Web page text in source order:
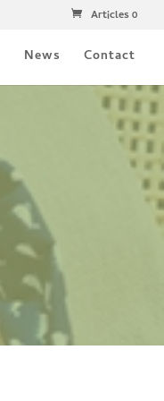
Articles 0
News Contact